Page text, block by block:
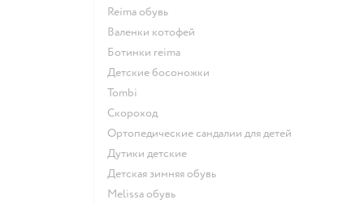
Reima обувь
Валенки котофей
Ботинки reima
Детские босоножки
Tombi
Скороход
Ортопедические сандалии для детей
Дутики детские
Детская зимняя обувь
Melissa обувь